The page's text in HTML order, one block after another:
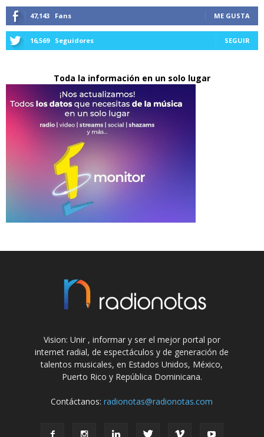
47,143 Fans ME GUSTA
16,569 Seguidores SEGUIR
Toda la información en un solo lugar
Vision: Unir , informar y ser el mejor portal por
internet radial, de espectáculos y de generación de
talentos musicales, en Estados Unidos, México,
Puerto Rico y República Dominicana.
Contáctanos:radionotas@radionotas.com